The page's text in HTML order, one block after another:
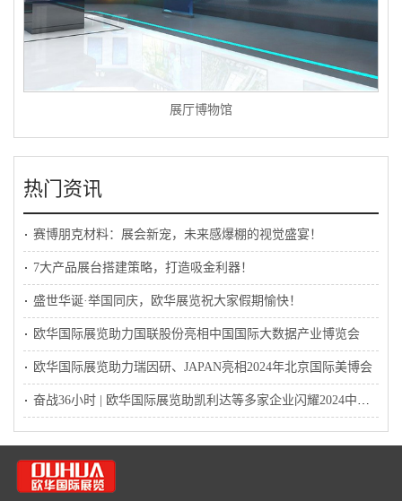
展厅博物馆
热门资讯
赛博朋克材料：展会新宠，未来感爆棚的视觉盛宴！
7大产品展台搭建策略，打造吸金利器！
盛世华诞·举国同庆，欧华展览祝大家假期愉快！
欧华国际展览助力国联股份亮相中国国际大数据产业博览会
欧华国际展览助力瑞因研、JAPAN亮相2024年北京国际美博会